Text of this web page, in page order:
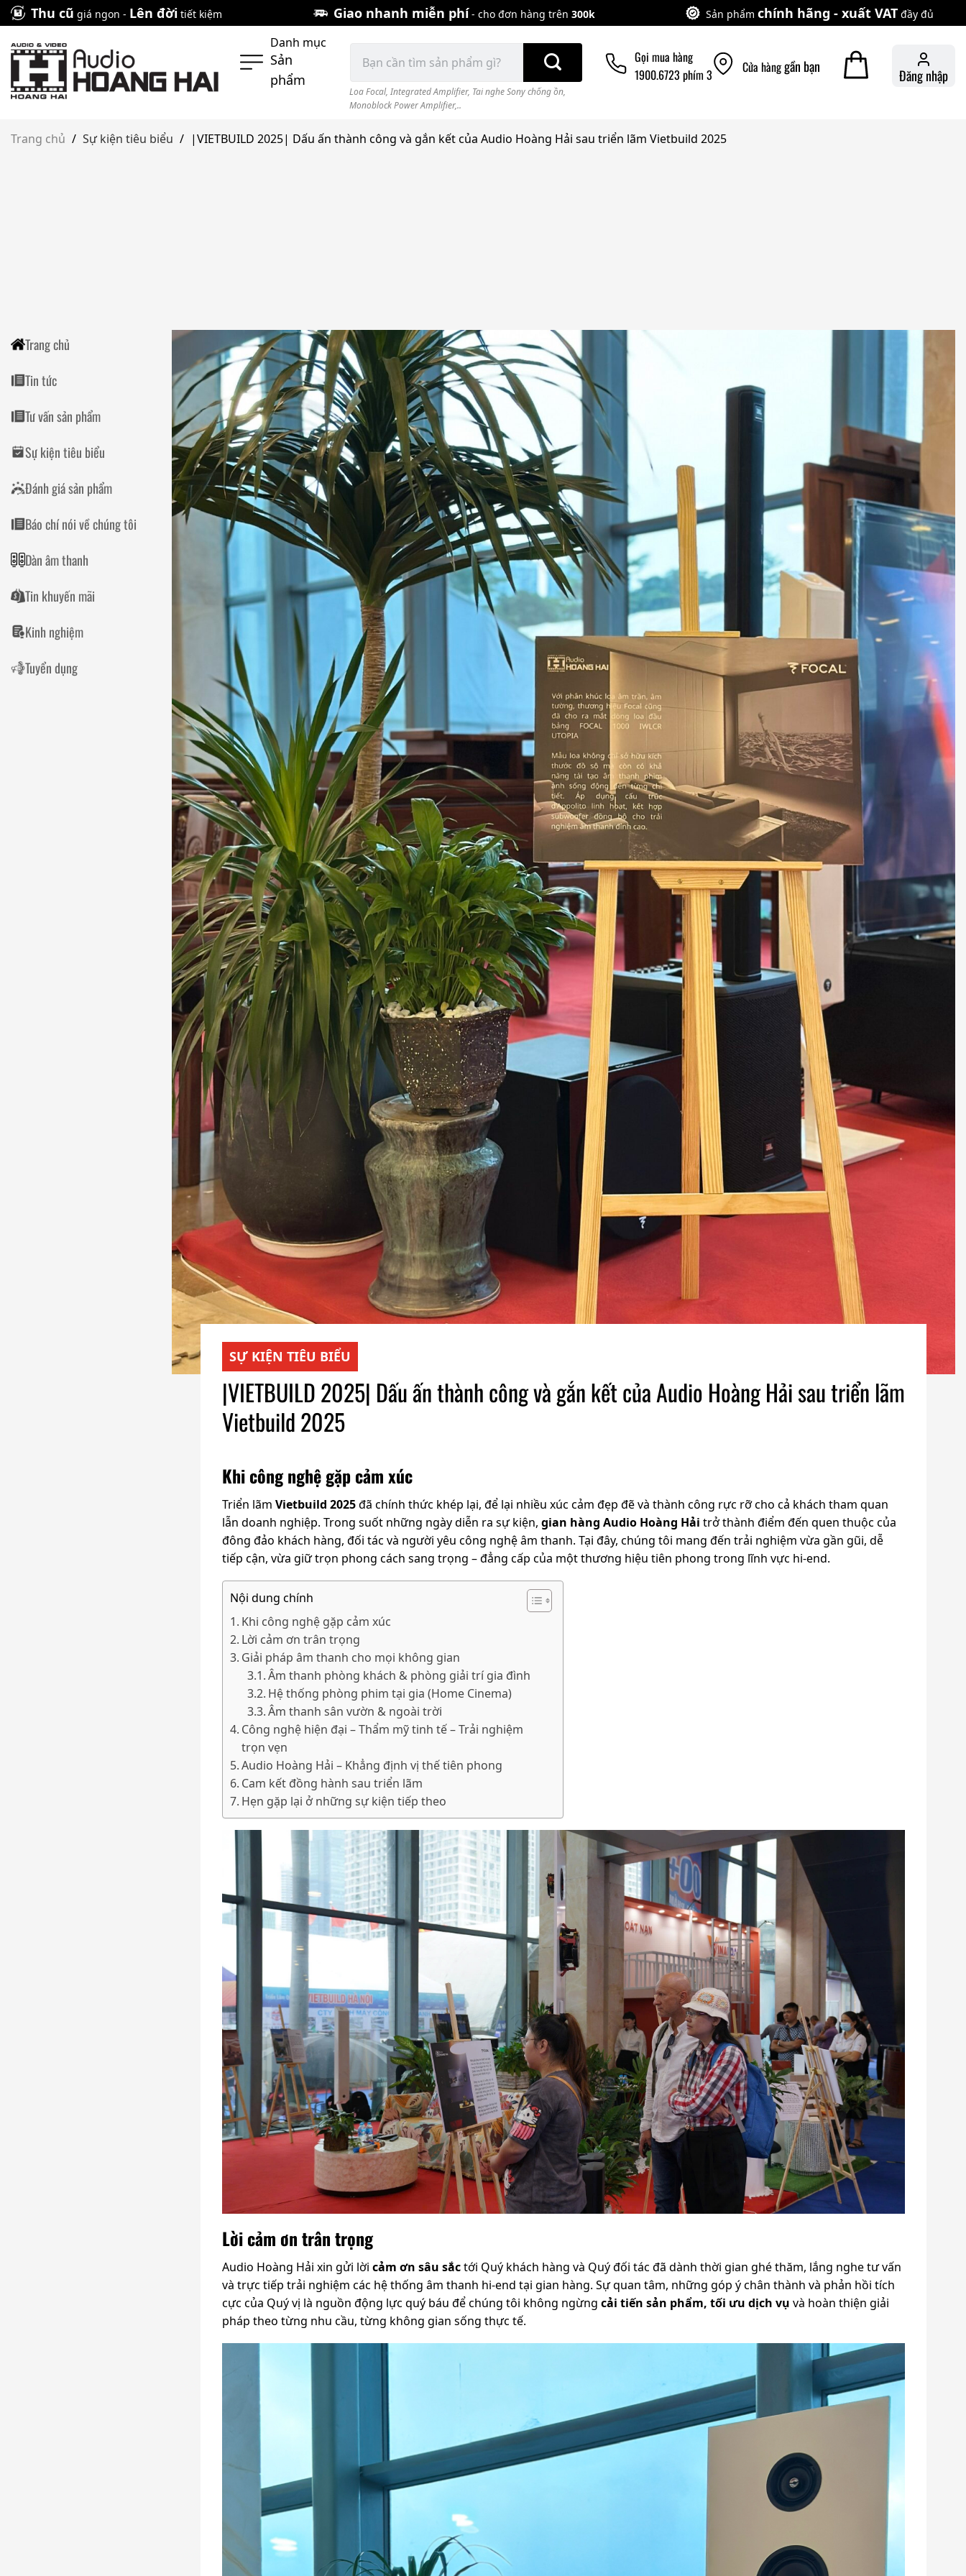
Skip
to
content
Thu cũ giá ngon - Lên đời tiết kiệm Giao nhanh miễn phí- cho đơn hàng trên 300k Sản phẩm chính hãng - xuất VAT đầy đủ
Danh mục
Sản
phẩm
kiếm:
Loa Focal, Integrated Amplifier, Tai nghe Sony chống ồn,
Monoblock Power Amplifier,..
Gọi mua hàng
1900.6723 phím 3
Cửa hànggần bạn Đăng nhập
Trang chủ / Sự kiện tiêu biểu / |VIETBUILD 2025| Dấu ấn thành công và gắn kết của Audio Hoàng Hải sau triển lãm Vietbuild 2025
Trang chủ
Tin tức
Tư vấn sản phẩm
Sự kiện tiêu biểu
Đánh giá sản phẩm
Báo chí nói về chúng tôi
Dàn âm thanh
Tin khuyến mãi
Kinh nghiệm
Tuyển dụng
SỰ KIỆN TIÊU BIỂU
|VIETBUILD 2025| Dấu ấn thành công và gắn kết của Audio Hoàng Hải sau triển lãm
Vietbuild 2025
Khi công nghệ gặp cảm xúc
Triển lãm Vietbuild 2025đã chính thức khép lại, để lại nhiều xúc cảm đẹp đẽ và thành công rực rỡ cho cả khách tham quan
lẫn doanh nghiệp. Trong suốt những ngày diễn ra sự kiện, gian hàng Audio Hoàng Hải trở thành điểm đến quen thuộc của
đông đảo khách hàng, đối tác và người yêu công nghệ âm thanh. Tại đây, chúng tôi mang đến trải nghiệm vừa gần gũi, dễ
tiếp cận, vừa giữ trọn phong cách sang trọng – đẳng cấp của một thương hiệu tiên phong trong lĩnh vực hi-end.
Nội dung chính
Khi công nghệ gặp cảm xúc
Lời cảm ơn trân trọng
Giải pháp âm thanh cho mọi không gian
Âm thanh phòng khách & phòng giải trí gia đình
Hệ thống phòng phim tại gia (Home Cinema)
Âm thanh sân vườn & ngoài trời
Công nghệ hiện đại – Thẩm mỹ tinh tế – Trải nghiệm
trọn vẹn
Audio Hoàng Hải – Khẳng định vị thế tiên phong
Cam kết đồng hành sau triển lãm
Hẹn gặp lại ở những sự kiện tiếp theo
Lời cảm ơn trân trọng
Audio Hoàng Hải xin gửi lời cảm ơn sâu sắctới Quý khách hàng và Quý đối tác đã dành thời gian ghé thăm, lắng nghe tư vấn
và trực tiếp trải nghiệm các hệ thống âm thanh hi-end tại gian hàng. Sự quan tâm, những góp ý chân thành và phản hồi tích
cực của Quý vị là nguồn động lực quý báu để chúng tôi không ngừng cải tiến sản phẩm, tối ưu dịch vụ và hoàn thiện giải
pháp theo từng nhu cầu, từng không gian sống thực tế.